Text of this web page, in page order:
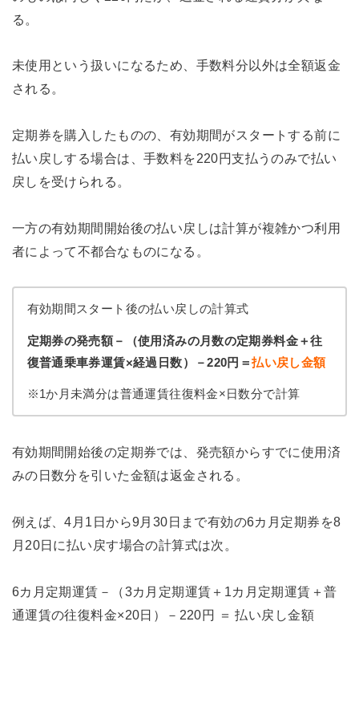
る。
未使用という扱いになるため、手数料分以外は全額返金
される。
定期券を購入したものの、有効期間がスタートする前に
払い戻しする場合は、手数料を220円支払うのみで払い
戻しを受けられる。
一方の有効期間開始後の払い戻しは計算が複雑かつ利用
者によって不都合なものになる。
有効期間スタート後の払い戻しの計算式
定期券の発売額－（使用済みの月数の定期券料金＋往
復普通乗車券運賃×経過日数）－220円＝払い戻し金額
※1か月未満分は普通運賃往復料金×日数分で計算
有効期間開始後の定期券では、発売額からすでに使用済
みの日数分を引いた金額は返金される。
例えば、4月1日から9月30日まで有効の6カ月定期券を8
月20日に払い戻す場合の計算式は次。
6カ月定期運賃－（3カ月定期運賃＋1カ月定期運賃＋普
通運賃の往復料金×20日）－220円 ＝ 払い戻し金額